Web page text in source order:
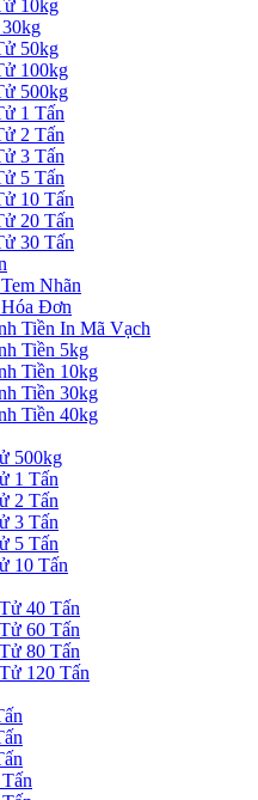
10kg
50kg
100kg
500kg
1 Tấn
2 Tấn
3 Tấn
5 Tấn
10 Tấn
20 Tấn
30 Tấn
Nhãn
Đơn
Tiền In Mã Vạch
Tiền 5kg
Tiền 10kg
Tiền 30kg
Tiền 40kg
500kg
1 Tấn
2 Tấn
3 Tấn
5 Tấn
10 Tấn
40 Tấn
60 Tấn
80 Tấn
120 Tấn